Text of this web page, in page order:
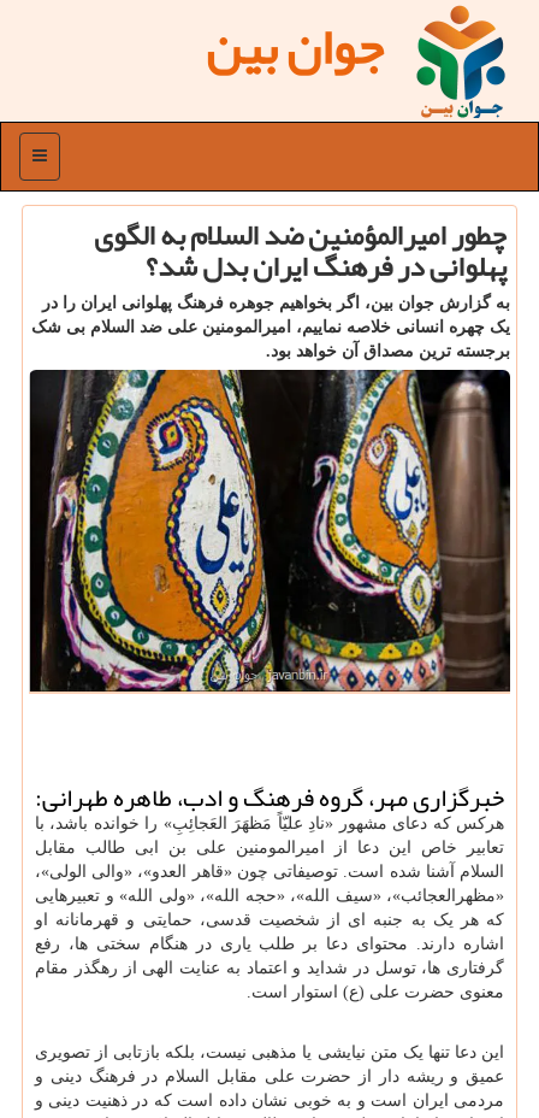
جوان بین
منو
چطور امیرالمؤمنین ضد السلام به الگوی
پهلوانی در فرهنگ ایران بدل شد؟
به گزارش جوان بین، اگر بخواهیم جوهره فرهنگ پهلوانی ایران را در
یک چهره انسانی خلاصه نماییم، امیرالمومنین علی ضد السلام بی شک
برجسته ترین مصداق آن خواهد بود.
خبرگزاری مهر، گروه فرهنگ و ادب، طاهره طهرانی:
هرکس که دعای مشهور «نادِ علیّاً مَظهَرَ العَجائِبِ» را خوانده باشد، با
تعابیر خاص این دعا از امیرالمومنین علی بن ابی طالب مقابل
السلام آشنا شده است. توصیفاتی چون «قاهر العدو»، «والی الولی»،
«مظهرالعجائب»، «سیف الله»، «حجه الله»، «ولی الله» و تعبیرهایی
که هر یک به جنبه ای از شخصیت قدسی، حمایتی و قهرمانانه او
اشاره دارند. محتوای دعا بر طلب یاری در هنگام سختی ها، رفع
گرفتاری ها، توسل در شداید و اعتماد به عنایت الهی از رهگذر مقام
معنوی حضرت علی (ع) استوار است.
این دعا تنها یک متن نیایشی یا مذهبی نیست، بلکه بازتابی از تصویری
عمیق و ریشه دار از حضرت علی مقابل السلام در فرهنگ دینی و
مردمی ایران است و به خوبی نشان داده است که در ذهنیت دینی و